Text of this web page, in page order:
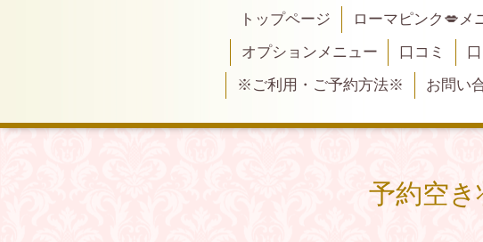
トップページ ローマピンク💋メ
オプションメニュー
口コミ
※ご利用・ご予約方法※
お問い
予約空き